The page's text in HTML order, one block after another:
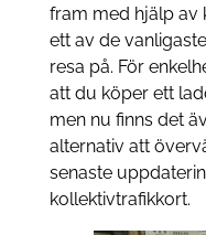
fram med hjälp av
ett av de
resa på. För
att du köper ett
men nu finns det
alternativ att
senaste
kollektivtrafikkort.